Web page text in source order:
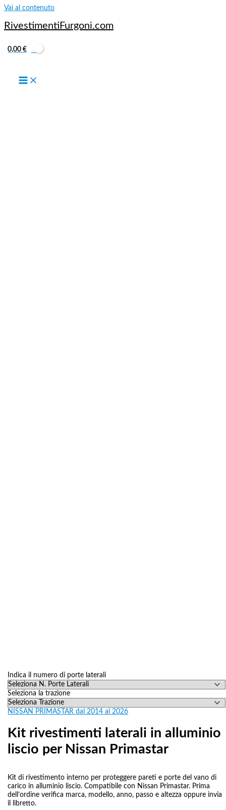
Vai al contenuto
RivestimentiFurgoni.com
0,00€
Indica il numero di porte laterali
Seleziona la trazione
NISSAN PRIMASTAR dal 2014 al 2026
Kit rivestimenti laterali in alluminio
liscio per Nissan Primastar
Kit di rivestimento interno per proteggere pareti e porte del vano di
carico in alluminio liscio. Compatibile con Nissan Primastar. Prima
dell’ordine verifica marca, modello, anno, passo e altezza oppure invia
il libretto.